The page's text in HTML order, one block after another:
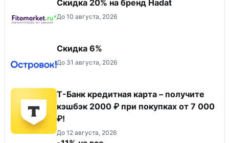
Скидка 20% на бренд Hadat
До 10 августа, 2026
Скидка 6%
До 31 августа, 2026
Т-Банк кредитная карта – получите
кэшбэк 2000 ₽ при покупках от 7 000
₽!
До 12 августа, 2026